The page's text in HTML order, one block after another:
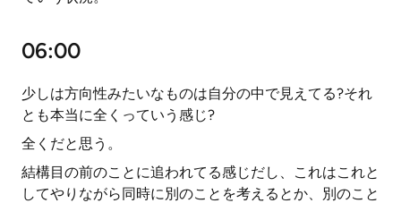
06:00
少しは方向性みたいなものは自分の中で見えてる?それ
とも本当に全くっていう感じ?
全くだと思う。
結構目の前のことに追われてる感じだし、これはこれと
してやりながら同時に別のことを考えるとか、別のこと